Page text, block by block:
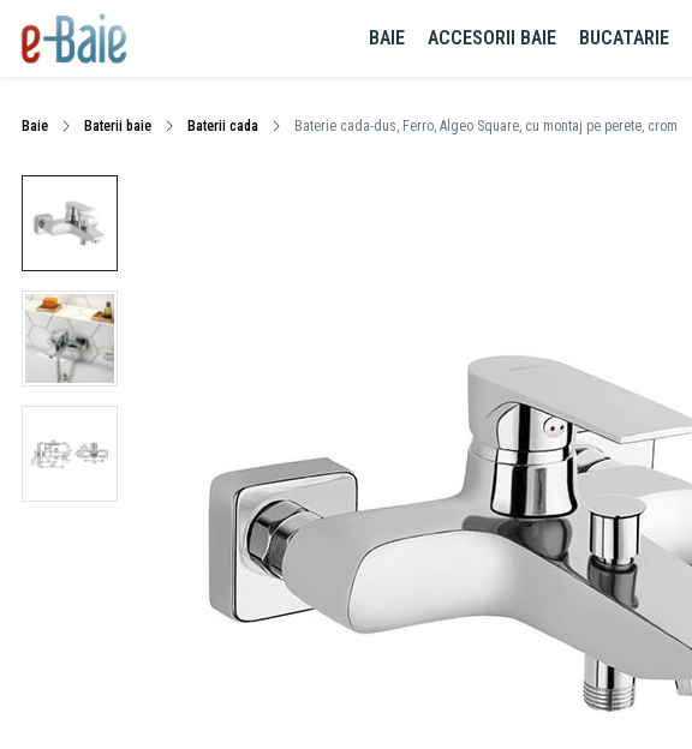
BAIE ACCESORII BAIE BUCATARIE
Baie Baterii baie Baterii cada Baterie cada-dus, Ferro, Algeo Square, cu montaj pe perete, crom